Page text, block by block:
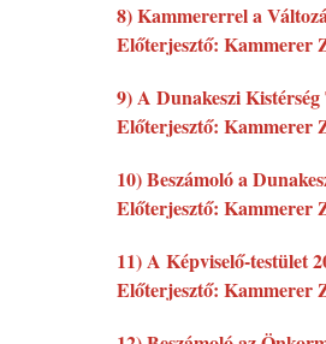
8) Kammererrel a
Előterjesztő: Kammerer
9) A Dunakeszi
Előterjesztő: Kammerer
10) Beszámoló a
Előterjesztő: Kammerer
11) A Képviselő-testület
Előterjesztő: Kammerer